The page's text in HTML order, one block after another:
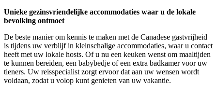
Unieke gezinsvriendelijke accommodaties waar u de lokale
bevolking ontmoet
De beste manier om kennis te maken met de Canadese gastvrijheid
is tijdens uw verblijf in kleinschalige accommodaties, waar u contact
heeft met uw lokale hosts. Of u nu een keuken wenst om maaltijden
te kunnen bereiden, een babybedje of een extra badkamer voor uw
tieners. Uw reisspecialist zorgt ervoor dat aan uw wensen wordt
voldaan, zodat u volop kunt genieten van uw vakantie.